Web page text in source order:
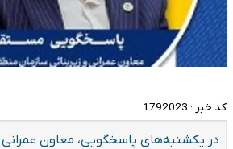
کد خبر : 1792023
در یکشنبه‌های پاسخگویی، معاون عمرانی